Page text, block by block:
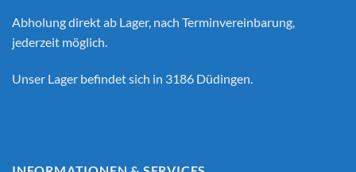
Abholung direkt ab Lager, nach Terminvereinbarung,
jederzeit möglich.
Unser Lager befindet sich in 3186 Düdingen.